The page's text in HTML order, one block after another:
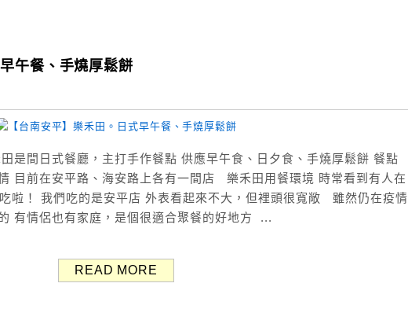
午餐、手燒厚鬆餅
是間日式餐廳，主打手作餐點 供應早午食、日夕食、手燒厚鬆餅 餐點
目前在安平路、海安路上各有一間店 樂禾田用餐環境 時常看到有人在
啦！ 我們吃的是安平店 外表看起來不大，但裡頭很寬敞 雖然仍在疫情
有情侶也有家庭，是個很適合聚餐的好地方 ...
READ MORE